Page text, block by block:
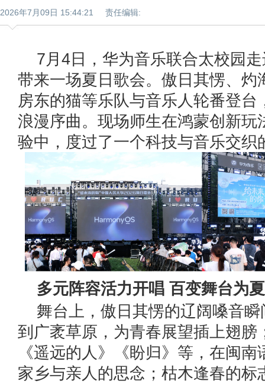
2026年7月09日 15:44:21 责任编辑:
7月4日，华为音乐联合太校园
带来一场夏日歌会。傲日其愣、灼
房东的猫等乐队与音乐人轮番登台
浪漫序曲。现场师生在鸿蒙创新玩
验中，度过了一个科技与音乐交织
多元阵容活力开唱 百变舞台为
舞台上，傲日其愣的辽阔嗓音
到广袤草原，为青春展望插上翅膀
《遥远的人》《盼归》等，在闽
家乡与亲人的思念；枯木逢春的标